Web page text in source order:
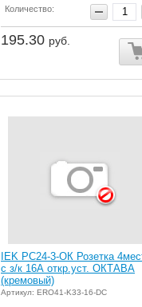
Количество:
195.30 руб.
IEK РС24-3-ОК Розетка
с з/к 16А откр.уст. ОКТАВА
(кремовый)
Артикул: ERO41-K33-16-DC